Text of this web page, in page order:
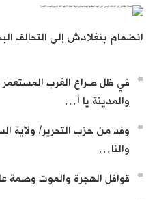
من كلمات وأجوبة العالم عطاء أبو الرشتة
انضمام بنغلادش إلى التحالف
في ظل صراع الغرب
والمدينة يا أ…
وفد من حزب التحرير/ ولاية
والنا…
قوافل الهجرة والموت وصمة